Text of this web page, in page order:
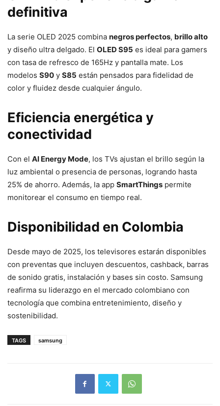
definitiva
La serie OLED 2025 combina negros perfectos, brillo alto
y diseño ultra delgado. El OLED S95 es ideal para gamers
con tasa de refresco de 165Hz y pantalla mate. Los
modelos S90 y S85 están pensados para fidelidad de
color y fluidez desde cualquier ángulo.
Eficiencia energética y
conectividad
Con el AI Energy Mode, los TVs ajustan el brillo según la
luz ambiental o presencia de personas, logrando hasta
25% de ahorro. Además, la app SmartThings permite
monitorear el consumo en tiempo real.
Disponibilidad en Colombia
Desde mayo de 2025, los televisores estarán disponibles
con preventas que incluyen descuentos, cashback, barras
de sonido gratis, instalación y bases sin costo. Samsung
reafirma su liderazgo en el mercado colombiano con
tecnología que combina entretenimiento, diseño y
sostenibilidad.
TAGS samsung